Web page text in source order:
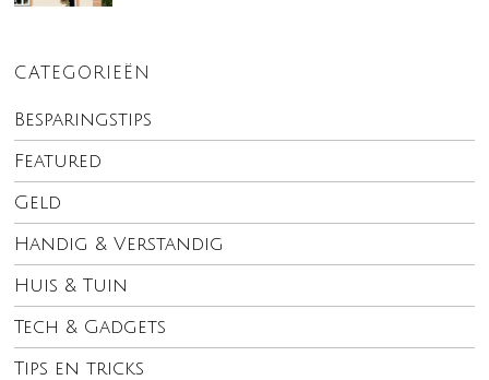
CATEGORIEËN
Besparingstips
Featured
Geld
Handig & Verstandig
Huis & Tuin
Tech & Gadgets
Tips en tricks